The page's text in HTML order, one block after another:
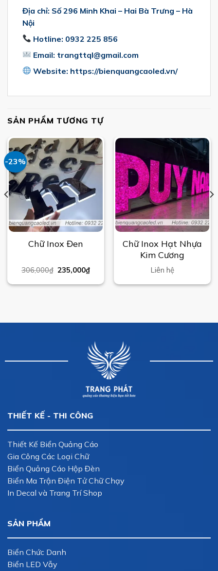
Địa chỉ: Số 296 Minh Khai – Hai Bà Trưng – Hà
Nội
Hotline: 0932 225 856
Email: trangttql@gmail.com
Website: https://bienquangcaoled.vn/
SẢN PHẨM TƯƠNG TỰ
-23%
Chữ Inox Đen
306,000₫ 235,000₫
Chữ Inox Hạt Nhựa
Kim Cương
Liên hệ
THIẾT KẾ - THI CÔNG
Thiết Kế Biển Quảng Cáo
Gia Công Các Loại Chữ
Biển Quảng Cáo Hộp Đèn
Biển Ma Trận Điện Tử Chữ Chạy
In Decal và Trang Trí Shop
SẢN PHẨM
Biển Chức Danh
Biển LED Vẫy